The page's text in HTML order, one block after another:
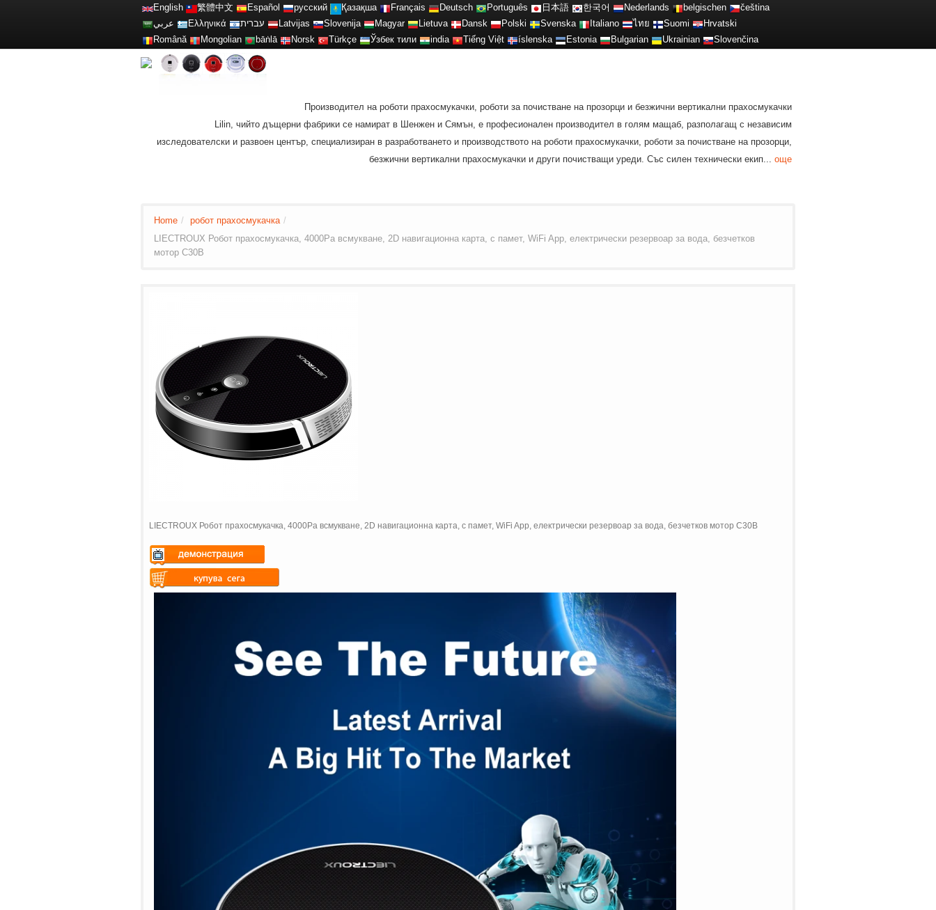
English 繁體中文 Español русский Қазақша Français Deutsch Português 日本語 한국어 Nederlands belgischen
čeština
عربي
Ελληνικά עברית Latvijas Slovenija Magyar Lietuva Dansk Polski Svenska Italiano ไทย Suomi
Hrvatski
Română
Mongolian bāṅlā Norsk Türkçe Ўзбек тили india Tiếng Việt íslenska Estonia Bulgarian Ukrainian Slovenčina
Производител на роботи прахосмукачки, роботи за почистване на прозорци и безжични вертикални прахосмукачки
Lilin, чийто дъщерни фабрики се намират в Шенжен и Сямън, е професионален производител в голям мащаб, разполагащ с независим
изследователски и развоен център, специализиран в разработването и производството на роботи прахосмукачки, роботи за почистване на прозорци,
безжични вертикални прахосмукачки и други почистващи уреди. Със силен технически екип... още
Home / робот прахосмукачка /
LIECTROUX Робот прахосмукачка, 4000Pa всмукване, 2D навигационна карта, с памет, WiFi App, електрически резервоар за вода, безчетков
мотор C30B
LIECTROUX Робот прахосмукачка, 4000Pa всмукване, 2D навигационна карта, с памет, WiFi App, електрически резервоар за вода, безчетков мотор C30B
Warning
$vii_demo_video_text in
global.com/includes/templates/theme100/templates/tpl_product_info_display.php